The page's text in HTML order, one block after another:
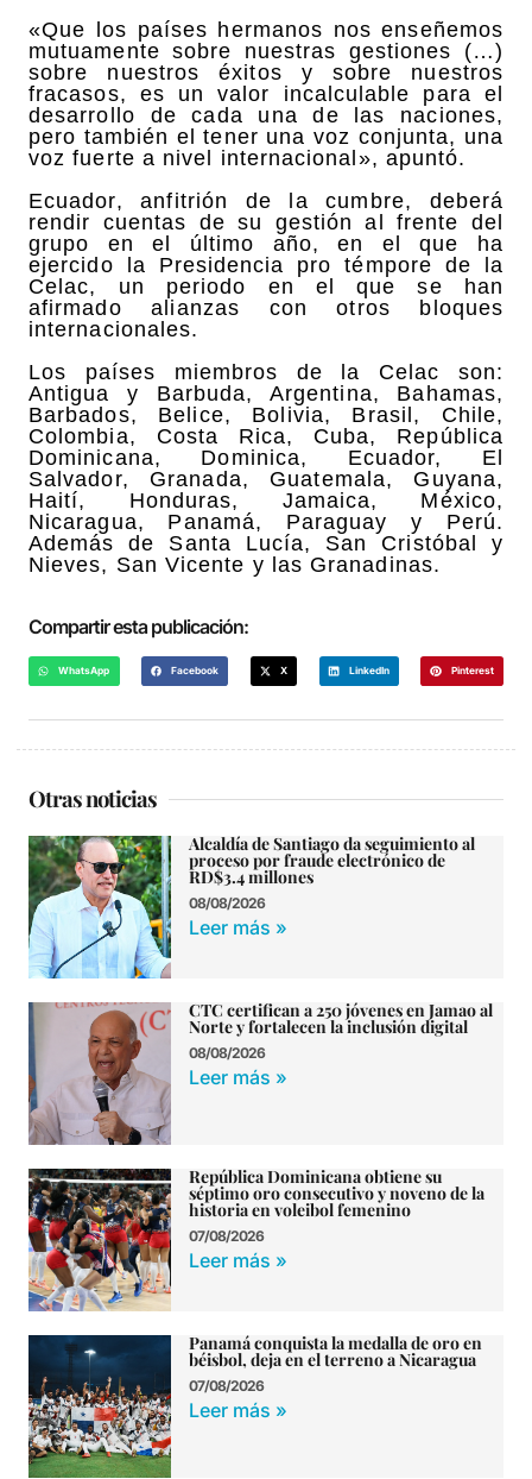
«Que los países hermanos nos enseñemos
mutuamente sobre nuestras gestiones (…)
sobre nuestros éxitos y sobre nuestros
fracasos, es un valor incalculable para el
desarrollo de cada una de las naciones,
pero también el tener una voz conjunta, una
voz fuerte a nivel internacional», apuntó.
Ecuador, anfitrión de la cumbre, deberá
rendir cuentas de su gestión al frente del
grupo en el último año, en el que ha
ejercido la Presidencia pro témpore de la
Celac, un periodo en el que se han
afirmado alianzas con otros bloques
internacionales.
Los países miembros de la Celac son:
Antigua y Barbuda, Argentina, Bahamas,
Barbados, Belice, Bolivia, Brasil, Chile,
Colombia, Costa Rica, Cuba, República
Dominicana, Dominica, Ecuador, El
Salvador, Granada, Guatemala, Guyana,
Haití, Honduras, Jamaica, México,
Nicaragua, Panamá, Paraguay y Perú.
Además de Santa Lucía, San Cristóbal y
Nieves, San Vicente y las Granadinas.
Compartir esta publicación:
WhatsApp Facebook X LinkedIn Pinterest
Otras noticias
Alcaldía de Santiago da seguimiento al
proceso por fraude electrónico de
RD$3.4 millones
08/08/2026
Leer más »
CTC certifican a 250 jóvenes en Jamao al
Norte y fortalecen la inclusión digital
08/08/2026
Leer más »
República Dominicana obtiene su
séptimo oro consecutivo y noveno de la
historia en voleibol femenino
07/08/2026
Leer más »
Panamá conquista la medalla de oro en
béisbol, deja en el terreno a Nicaragua
07/08/2026
Leer más »